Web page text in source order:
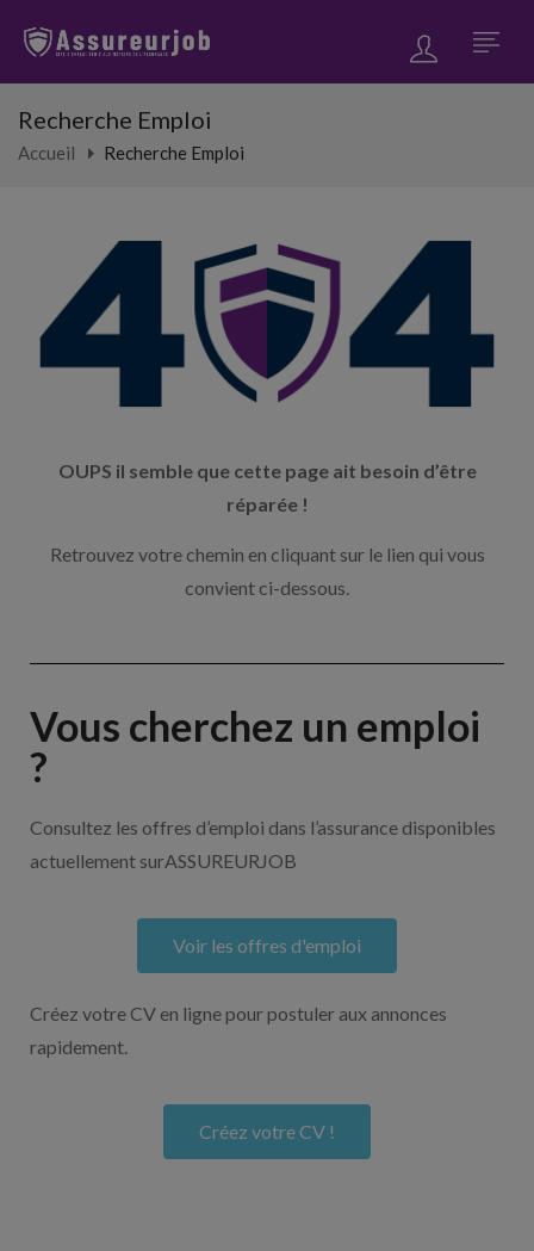
Recherche Emploi
Accueil Recherche Emploi
OUPS il semble que cette page ait besoin d’être
réparée !
Retrouvez votre chemin en cliquant sur le lien qui vous
convient ci-dessous.
Vous cherchez un emploi
?
Consultez les offres d’emploi dans l’assurance disponibles
actuellement surASSUREURJOB
Voir les offres d'emploi
Créez votre CV en ligne pour postuler aux annonces
rapidement.
Créez votre CV !